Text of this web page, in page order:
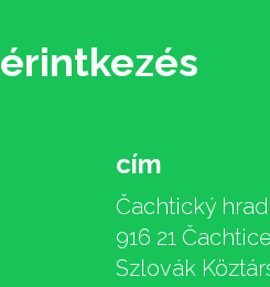
érintkezés
cím
Čachtický hrad
916 21 Čachtice
Szlovák